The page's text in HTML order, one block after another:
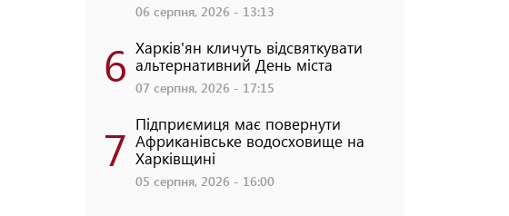
06 серпня, 2026 - 13:13
6 Харків'ян кличуть відсвяткувати
альтернативний День міста
07 серпня, 2026 - 17:15
7 Підприємиця має повернути
Африканівське водосховище на
Харківщині
05 серпня, 2026 - 16:00